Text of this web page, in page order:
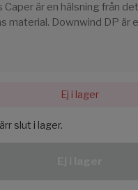
Caper är en hälsning från
material. Downwind DP är
Ej i lager
slut i lager.